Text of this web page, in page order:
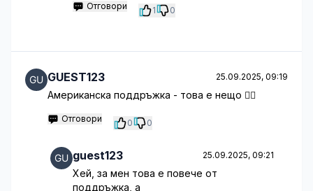
Отговори 1 0
GUEST123 25.09.2025, 09:19
Американска поддръжка - това е нещо 🤦‍♂️
Отговори 0 0
guest123 25.09.2025, 09:21
Хей, за мен това е повече от
поддръжка, а